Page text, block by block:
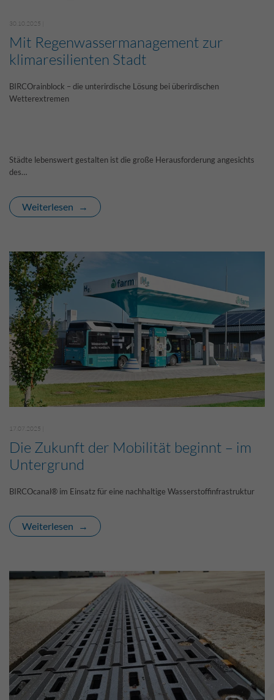
30.10.2025 |
Mit Regenwassermanagement zur
klimaresilienten Stadt
BIRCOrainblock – die unterirdische Lösung bei überirdischen
Wetterextremen
Städte lebenswert gestalten ist die große Herausforderung angesichts
des…
Weiterlesen
17.07.2025 |
Die Zukunft der Mobilität beginnt – im
Untergrund
BIRCOcanal® im Einsatz für eine nachhaltige Wasserstoffinfrastruktur
Weiterlesen